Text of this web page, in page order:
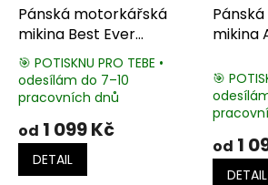
Pánská motorkářská
mikina Best Ever
Clothing
Průměrné
hodnocení
je
5,0
🎯 POTISKNU PRO TEBE •
odesílám do 7–10
pracovních dnů
od 1 099 Kč
DETAIL
mikina
🎯
od 1
DETAIL